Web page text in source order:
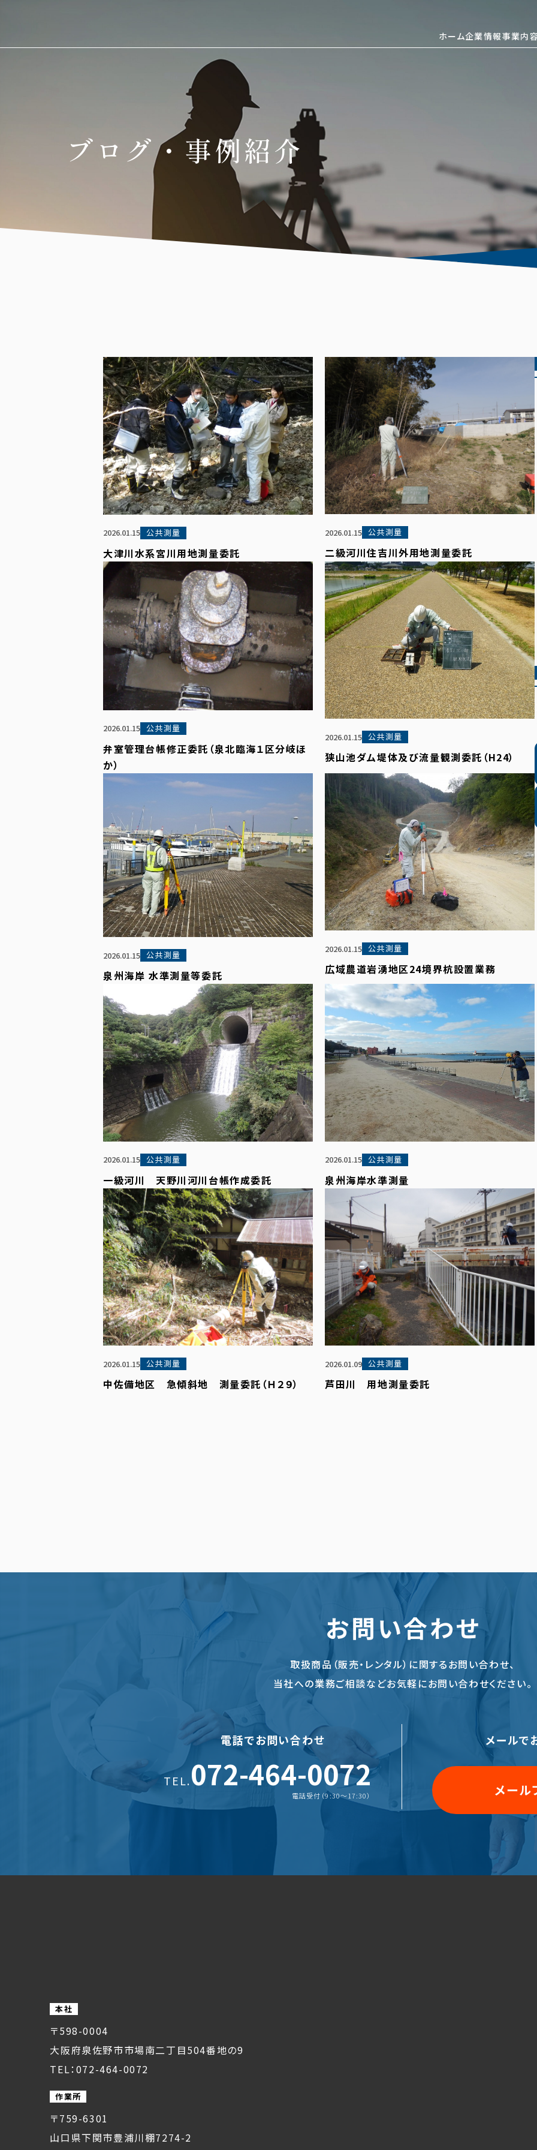
ホーム企業情報事業内
ブログ・事例紹介
2026.01.15 公共測量
大津川水系宮川用地測量委託
2026.01.15 公共測量
二級河川住吉川外用地測量委託
2026.01.15 公共測量
弁室管理台帳修正委託（泉北臨海１区分岐ほ
か）
2026.01.15 公共測量
狭山池ダム堤体及び流量観測委託（H24）
2026.01.15 公共測量
泉州海岸 水準測量等委託
2026.01.15 公共測量
広域農道岩湧地区24境界杭設置業務
2026.01.15 公共測量
一級河川 天野川河川台帳作成委託
2026.01.15 公共測量
泉州海岸水準測量
2026.01.15 公共測量
中佐備地区 急傾斜地 測量委託（Ｈ２９）
2026.01.09 公共測量
芦田川 用地測量委託
お問い合わせ
取扱商品（販売・レンタル）に関するお問い合わせ、
当社への業務ご相談などお気軽にお問い合わせください。
電話でお問い合わせ
TEL.072-464-0072
電話受付（9:30〜17:30）
メールで
メール
本社
〒598-0004
大阪府泉佐野市市場南二丁目504番地の9
TEL：072-464-0072
作業所
〒759-6301
山口県下関市豊浦川棚7274-2